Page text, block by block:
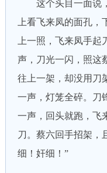
这个头目一面说，
上看飞来凤的面孔
上一照，飞来凤手
声，刀光一闪，照这
往上一架，却没用刀
一声，灯笼全碎。刀
一声，回头就跑，飞
刀。蔡六回手招架，
细！奸细！”